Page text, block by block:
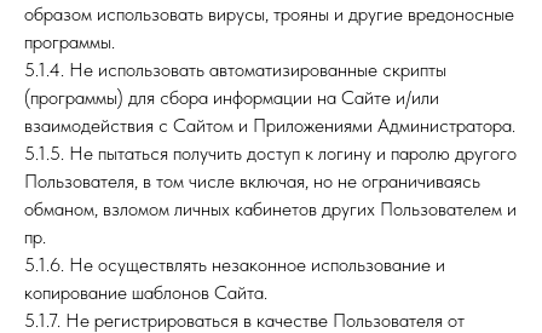
образом использовать вирусы, трояны и другие вредоносные
программы.
5.1.4. Не использовать автоматизированные скрипты
(программы) для сбора информации на Сайте и/или
взаимодействия с Сайтом и Приложениями Администратора.
5.1.5. Не пытаться получить доступ к логину и паролю другого
Пользователя, в том числе включая, но не ограничиваясь
обманом, взломом личных кабинетов других Пользователем и
пр.
5.1.6. Не осуществлять незаконное использование и
копирование шаблонов Сайта.
5.1.7. Не регистрироваться в качестве Пользователя от